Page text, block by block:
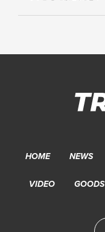
HOME NEWS
VIDEO GOODS